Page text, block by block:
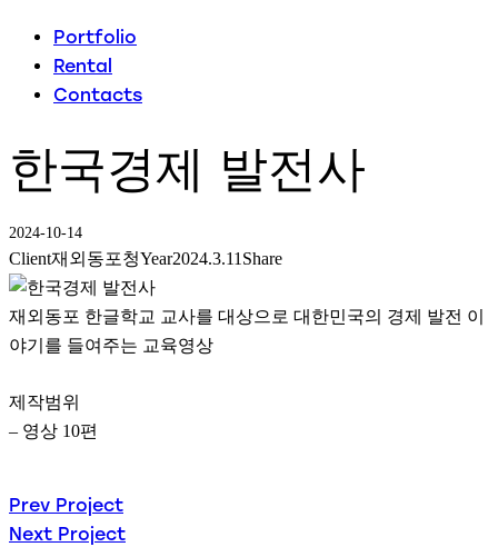
Portfolio
Rental
Contacts
한국경제 발전사
2024-10-14
Client재외동포청Year2024.3.11 Share
재외동포 한글학교 교사를 대상으로 대한민국의 경제 발전 이
야기를 들여주는 교육영상
제작범위
– 영상 10편
글
Prev Project
Next Project